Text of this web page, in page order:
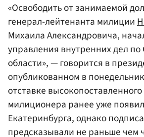
«Освободить от занимаемой
генерал-лейтенанта милиции
Михаила Александровича,
управления внутренних дел по
области», — говорится в
опубликованном в
отставке
милиционера ранее уже
Екатеринбурга, однако
предсказывали не раньше чем